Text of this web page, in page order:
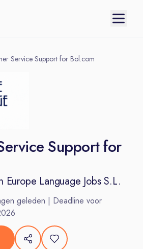
Service Support for Bol.com
Support for
Europe Language Jobs S.L.
geleden | Deadline voor